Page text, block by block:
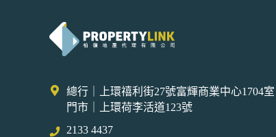
總行｜上環禧利街27號富輝商業中心1704室
門市｜上環荷李活道123號
2133 4437